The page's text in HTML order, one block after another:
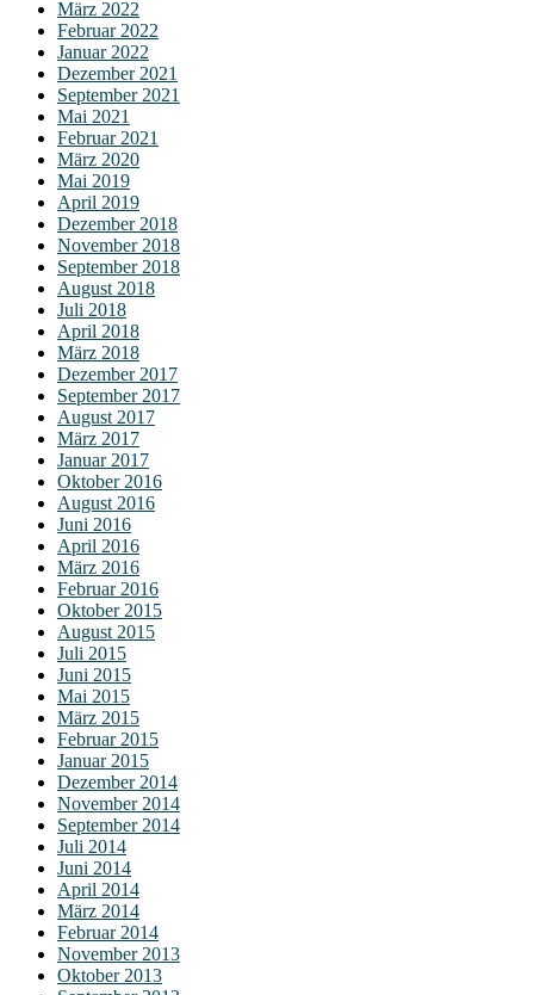
März 2022
Februar 2022
Januar 2022
Dezember 2021
September 2021
Mai 2021
Februar 2021
März 2020
Mai 2019
April 2019
Dezember 2018
November 2018
September 2018
August 2018
Juli 2018
April 2018
März 2018
Dezember 2017
September 2017
August 2017
März 2017
Januar 2017
Oktober 2016
August 2016
Juni 2016
April 2016
März 2016
Februar 2016
Oktober 2015
August 2015
Juli 2015
Juni 2015
Mai 2015
März 2015
Februar 2015
Januar 2015
Dezember 2014
November 2014
September 2014
Juli 2014
Juni 2014
April 2014
März 2014
Februar 2014
November 2013
Oktober 2013